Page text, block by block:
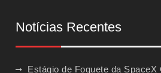
Notícias Recentes
Estágio de Foguete da SpaceX